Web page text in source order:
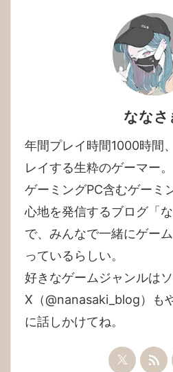
ななさ
年間プレイ時間1000時間
レイする生粋のゲーマー。
ゲーミングPC含むゲーミ
心地を発信するブログ「
で、みんなで一緒にゲー
っているらしい。
好きなゲームジャンルはソ
X（@nanasaki_blog）も
に話しかけてね。